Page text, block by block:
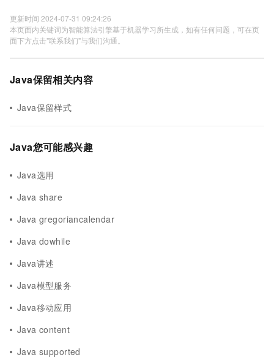
更新时间 2024-07-31 09:24:26
本页面内关键词为智能算法引擎基于机器学习所生成，如有任何问题，可在页
面下方点击"联系我们"与我们沟通。
Java保留相关内容
Java保留样式
Java您可能感兴趣
Java选用
Java share
Java gregoriancalendar
Java dowhile
Java讲述
Java模型服务
Java移动应用
Java content
Java supported